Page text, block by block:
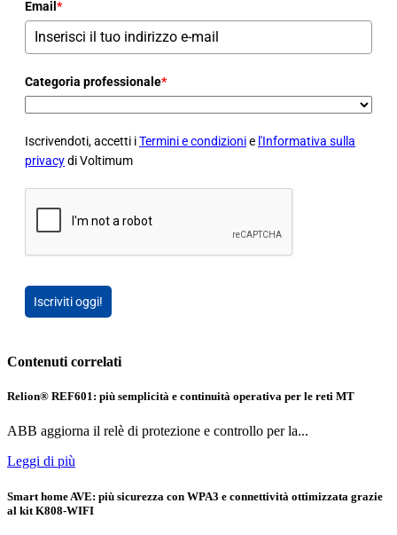
Email *
Categoria professionale*
Iscrivendoti, accetti iTermini e condizionie l'Informativa sulla
privacydi Voltimum
Iscriviti oggi!
Contenuti correlati
Relion® REF601: più semplicità e continuità operativa per le reti MT
ABB aggiorna il relè di protezione e controllo per la...
Leggi di più
Smart home AVE: più sicurezza con WPA3 e connettività ottimizzata grazie
al kit K808-WIFI